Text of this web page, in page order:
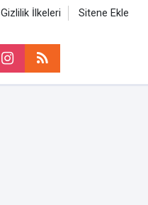
Gizlilik İlkeleri Sitene Ekle